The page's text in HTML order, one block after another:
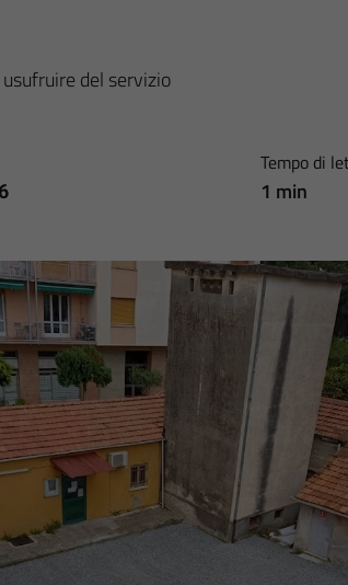
del servizio
Tempo di
1 min